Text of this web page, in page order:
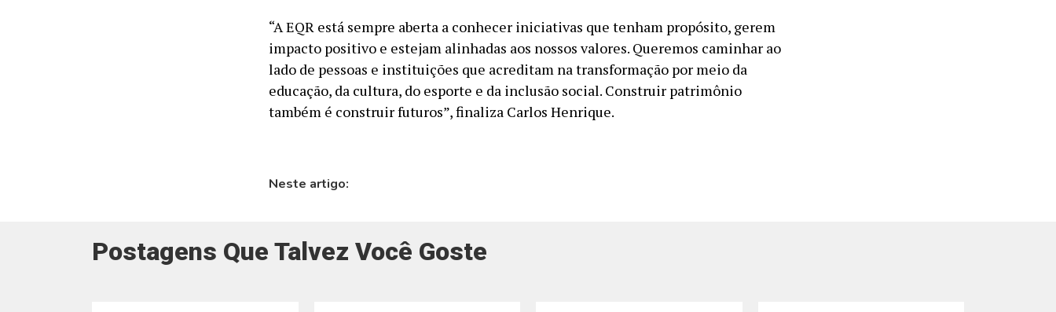
“A EQR está sempre aberta a conhecer iniciativas que tenham propósito, gerem
impacto positivo e estejam alinhadas aos nossos valores. Queremos caminhar ao
lado de pessoas e instituições que acreditam na transformação por meio da
educação, da cultura, do esporte e da inclusão social. Construir patrimônio
também é construir futuros”, finaliza Carlos Henrique.
Neste artigo:
Postagens Que Talvez Você Goste